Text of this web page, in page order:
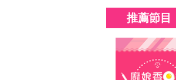
推薦節目